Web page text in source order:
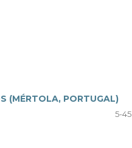
(MÉRTOLA, PORTUGAL)
5-45